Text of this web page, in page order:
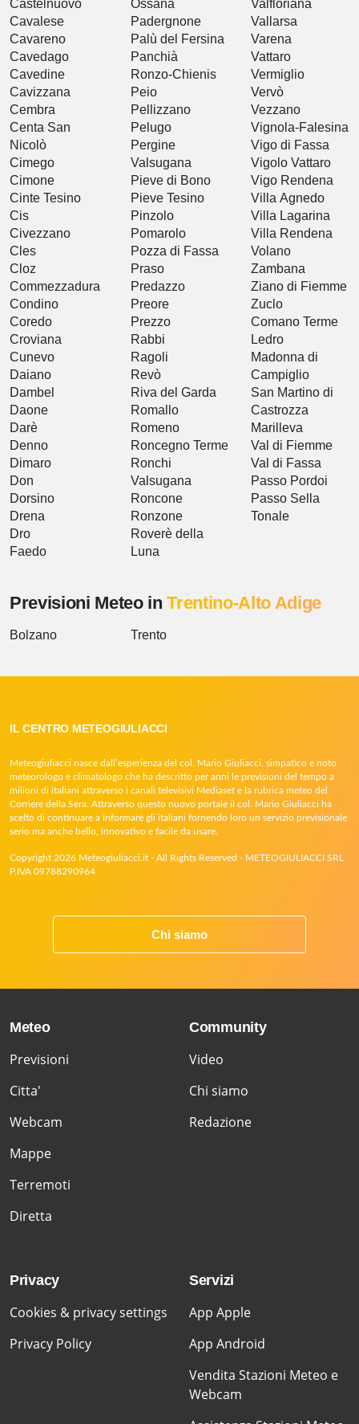
Castelnuovo
Cavalese
Cavareno
Cavedago
Cavedine
Cavizzana
Cembra
Centa San
Nicolò
Cimego
Cimone
Cinte Tesino
Cis
Civezzano
Cles
Cloz
Commezzadura
Condino
Coredo
Croviana
Cunevo
Daiano
Dambel
Daone
Darè
Denno
Dimaro
Don
Dorsino
Drena
Dro
Faedo
Ossana
Padergnone
Palù del Fersina
Panchià
Ronzo-Chienis
Peio
Pellizzano
Pelugo
Pergine
Valsugana
Pieve di Bono
Pieve Tesino
Pinzolo
Pomarolo
Pozza di Fassa
Praso
Predazzo
Preore
Prezzo
Rabbi
Ragoli
Revò
Riva del Garda
Romallo
Romeno
Roncegno Terme
Ronchi
Valsugana
Roncone
Ronzone
Roverè della
Luna
Valfloriana
Vallarsa
Varena
Vattaro
Vermiglio
Vervò
Vezzano
Vignola-Falesina
Vigo di Fassa
Vigolo Vattaro
Vigo Rendena
Villa Agnedo
Villa Lagarina
Villa Rendena
Volano
Zambana
Ziano di Fiemme
Zuclo
Comano Terme
Ledro
Madonna di
Campiglio
San Martino di
Castrozza
Marilleva
Val di Fiemme
Val di Fassa
Passo Pordoi
Passo Sella
Tonale
Previsioni Meteo inTrentino-Alto Adige
Bolzano Trento
IL CENTRO METEOGIULIACCI
Meteogiuliacci nasce dall’esperienza del col. Mario Giuliacci, simpatico e noto
meteorologo e climatologo che ha descritto per anni le previsioni del tempo a
milioni di italiani attraverso i canali televisivi Mediaset e la rubrica meteo del
Corriere della Sera. Attraverso questo nuovo portale il col. Mario Giuliacci ha
scelto di continuare a informare gli italiani fornendo loro un servizio previsionale
serio ma anche bello, innovativo e facile da usare.
Copyright 2026 Meteogiuliacci.it - All Rights Reserved - METEOGIULIACCI SRL
P.IVA 09788290964
Chi siamo
Meteo
Previsioni
Citta'
Webcam
Mappe
Terremoti
Diretta
Community
Video
Chi siamo
Redazione
Privacy
Cookies & privacy settings
Privacy Policy
Servizi
App Apple
App Android
Vendita Stazioni Meteo e
Webcam